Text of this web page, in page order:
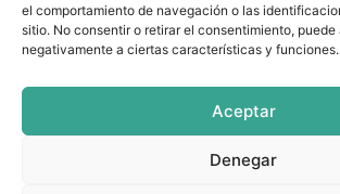
el comportamiento de navegación o las
sitio. No consentir o retirar el consentimiento,
negativamente a ciertas características y funciones.
Aceptar
Denegar
SÍGUENOS